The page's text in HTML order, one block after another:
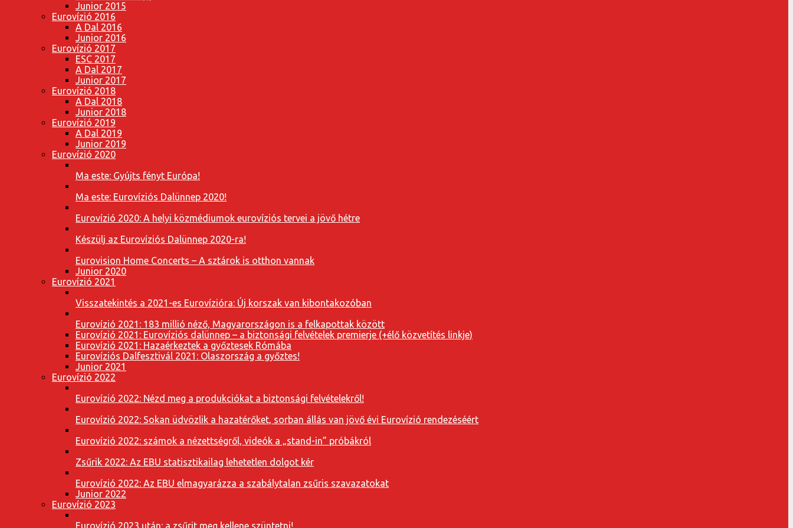
Junior 2015
Eurovízió 2016
A Dal 2016
Junior 2016
Eurovízió 2017
ESC 2017
A Dal 2017
Junior 2017
Eurovízió 2018
A Dal 2018
Junior 2018
Eurovízió 2019
A Dal 2019
Junior 2019
Eurovízió 2020
Ma este: Gyújts fényt Európa!
Ma este: Eurovíziós Dalünnep 2020!
Eurovízió 2020: A helyi közmédiumok eurovíziós tervei a jövő hétre
Készülj az Eurovíziós Dalünnep 2020-ra!
Eurovision Home Concerts – A sztárok is otthon vannak
Junior 2020
Eurovízió 2021
Visszatekintés a 2021-es Eurovízióra: Új korszak van kibontakozóban
Eurovízió 2021: 183 millió néző, Magyarországon is a felkapottak között
Eurovízió 2021: Eurovíziós dalünnep – a biztonsági felvételek premierje (+élő közvetítés linkje)
Eurovízió 2021: Hazaérkeztek a győztesek Rómába
Eurovíziós Dalfesztivál 2021: Olaszország a győztes!
Junior 2021
Eurovízió 2022
Eurovízió 2022: Nézd meg a produkciókat a biztonsági felvételekről!
Eurovízió 2022: Sokan üdvözlik a hazatérőket, sorban állás van jövő évi Eurovízió rendezéséért
Eurovízió 2022: számok a nézettségről, videók a „stand-in” próbákról
Zsűrik 2022: Az EBU statisztikailag lehetetlen dolgot kér
Eurovízió 2022: Az EBU elmagyarázza a szabálytalan zsűris szavazatokat
Junior 2022
Eurovízió 2023
Eurovízió 2023 után: a zsűrit meg kellene szüntetni!